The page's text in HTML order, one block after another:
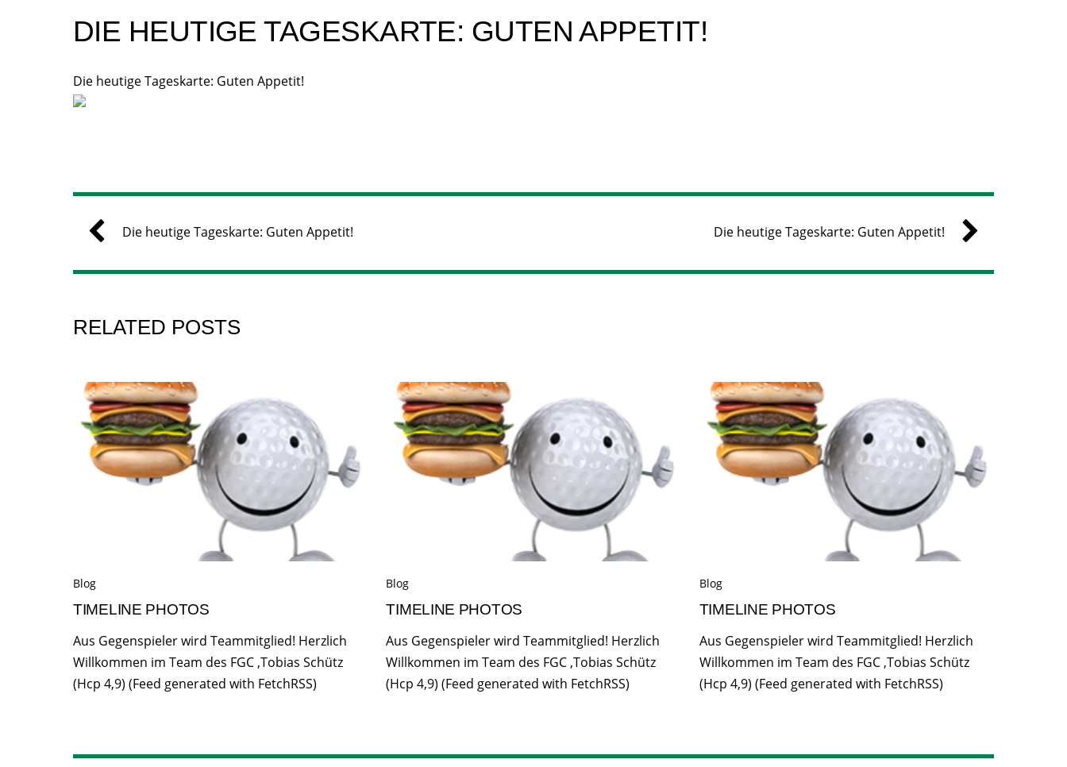
DIE HEUTIGE TAGESKARTE: GUTEN APPETIT!
Die heutige Tageskarte: Guten Appetit!
Die heutige Tageskarte: Guten Appetit! Die heutige Tageskarte: Guten Appetit!
RELATED POSTS
Blog
TIMELINE PHOTOS
Aus Gegenspieler wird Teammitglied! Herzlich
Willkommen im Team des FGC ,Tobias Schütz
(Hcp 4,9) (Feed generated with FetchRSS)
Blog
TIMELINE PHOTOS
Aus Gegenspieler wird Teammitglied! Herzlich
Willkommen im Team des FGC ,Tobias Schütz
(Hcp 4,9) (Feed generated with FetchRSS)
Blog
TIMELINE PHOTOS
Aus Gegenspieler wird Teammitglied! Herzlich
Willkommen im Team des FGC ,Tobias Schütz
(Hcp 4,9) (Feed generated with FetchRSS)